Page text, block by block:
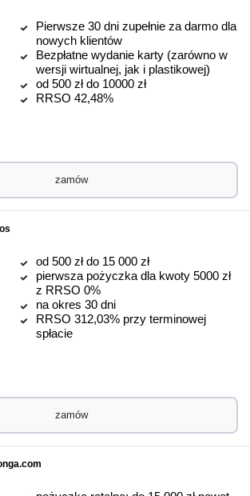
Pierwsze 30 dni zupełnie za darmo dla
nowych klientów
Bezpłatne wydanie karty (zarówno w
wersji wirtualnej, jak i plastikowej)
od 500 zł do 10000 zł
RRSO 42,48%
zamów
od 500 zł do 15 000 zł
pierwsza pożyczka dla kwoty 5000 zł
z RRSO 0%
na okres 30 dni
RRSO 312,03% przy terminowej
spłacie
zamów